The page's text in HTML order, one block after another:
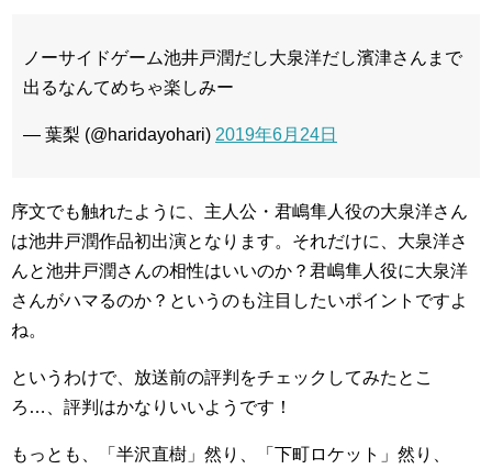
ノーサイドゲーム池井戸潤だし大泉洋だし濱津さんまで
出るなんてめちゃ楽しみー
— 葉梨 (@haridayohari) 2019年6月24日
序文でも触れたように、主人公・君嶋隼人役の大泉洋さん
は池井戸潤作品初出演となります。それだけに、大泉洋さ
んと池井戸潤さんの相性はいいのか？君嶋隼人役に大泉洋
さんがハマるのか？というのも注目したいポイントですよ
ね。
というわけで、放送前の評判をチェックしてみたとこ
ろ…、評判はかなりいいようです！
もっとも、「半沢直樹」然り、「下町ロケット」然り、